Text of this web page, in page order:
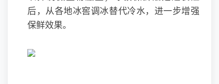
后，从各地冰窖调冰替代冷水，进一步增强
保鲜效果。